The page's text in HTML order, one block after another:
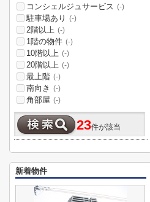
コンシェルジュサービス (-)
駐車場あり (-)
2階以上 (-)
1階の物件 (-)
10階以上 (-)
20階以上 (-)
最上階 (-)
南向き (-)
角部屋 (-)
23件が該当
新着物件